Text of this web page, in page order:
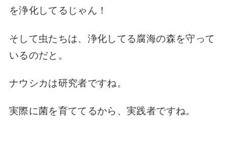
を浄化してるじゃん！
そして虫たちは、浄化してる腐海の森を守って
いるのだと。
ナウシカは研究者ですね。
実際に菌を育ててるから、実践者ですね。